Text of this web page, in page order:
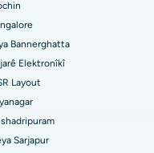
Lucknow
Noida
Ahmedabad
Andhra Pradesh
Bannerghatta
Elektronîkî
Layout
Sarjapur